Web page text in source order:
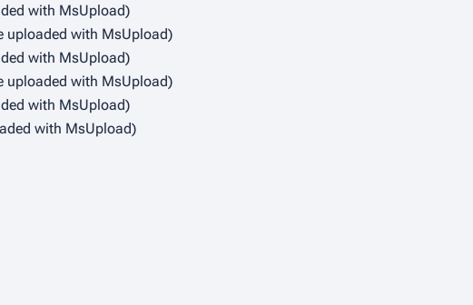
with MsUpload)
uploaded with MsUpload)
with MsUpload)
uploaded with MsUpload)
with MsUpload)
with MsUpload)